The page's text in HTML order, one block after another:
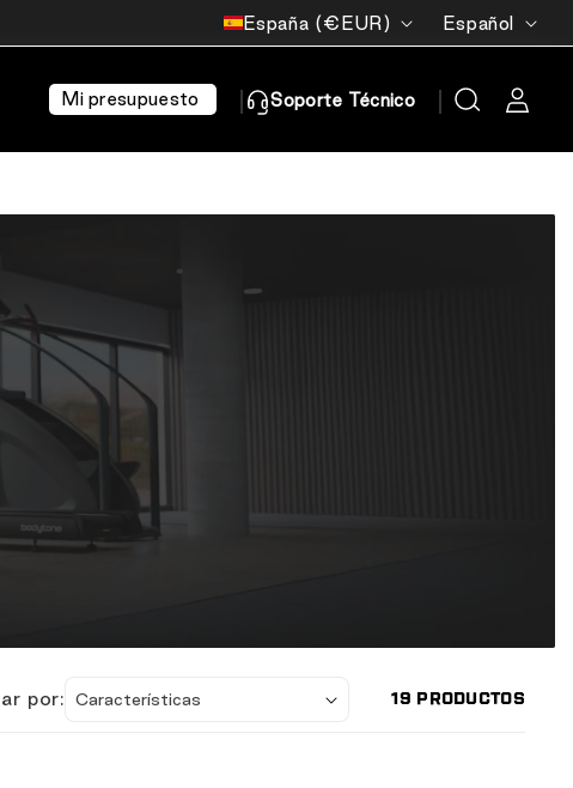
País/región España (€EUR) Idioma
Español
Mi presupuesto Soporte Técnico
por: 19 PRODUCTOS